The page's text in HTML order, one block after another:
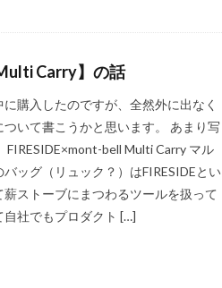
Carry】の話
購入したのですが、全然外に出なく
いて書こうかと思います。 あまり写
FIRESIDE×mont-bell Multi Carry マル
ッグ（リュック？）はFIRESIDEとい
ストーブにまつわるツールを扱って
社でもプロダクト […]